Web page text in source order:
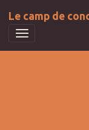
Le camp de